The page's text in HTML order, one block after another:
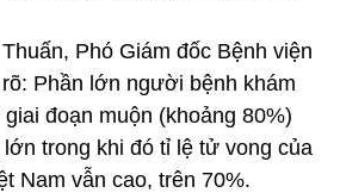
Phó Giám đốc Bệnh viện
Phần lớn người bệnh khám
đoạn muộn (khoảng 80%)
trong khi đó tỉ lệ tử vong của
Nam vẫn cao, trên 70%.